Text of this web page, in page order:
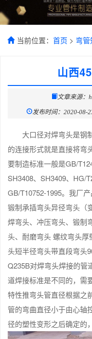
当前位置： 首页 > 弯
山西
文章来源：
发布时间：2020-
大口径对焊弯头是钢
的连接形式就是直接将弯
要制造标准一般是GB/
SH3408、SH3409、HG/
GB/T10752-1995。我厂
锻制承插弯头异径弯头（
焊弯头、冲压弯头、锻制
头、耐磨弯头 螺纹弯头
头短半径弯头带直段弯头
Q235B对焊弯头焊接的管
道焊接标准是不同的，需
特性推弯头管直径根据之
管的弯曲直径小于由心轴
径的塑性变形之后确定的